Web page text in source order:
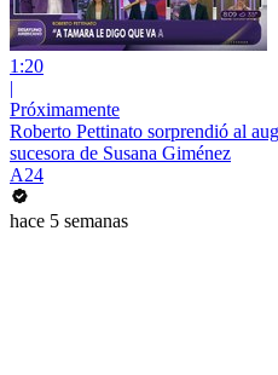
1:20
|
Próximamente
Roberto Pettinato sorprendió al
sucesora de Susana Giménez
A24
hace 5 semanas